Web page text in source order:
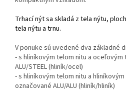
Trhací nýt sa skladá z tela nýtu,
tela nýtu a trnu.
V ponuke sú uvedené dva základné
- s hliníkovým telom nitu a
ALU/STEEL (hliník/ocel)
- s hliníkovým telom nitu a
označované ALU/ALU (hliník/hliník)